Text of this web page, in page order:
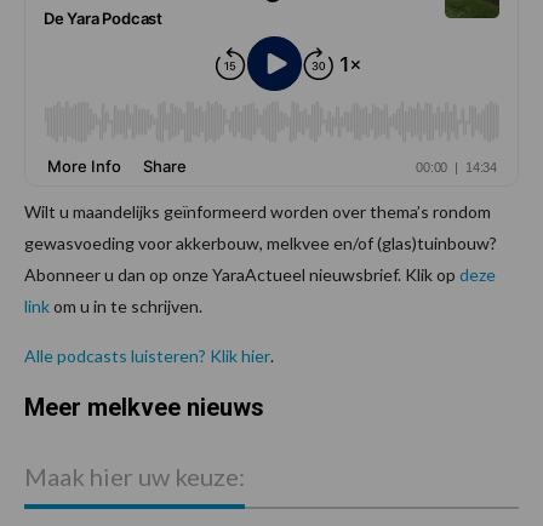
Wilt u maandelijks geïnformeerd worden over thema’s rondom
gewasvoeding voor akkerbouw, melkvee en/of (glas)tuinbouw?
Abonneer u dan op onze YaraActueel nieuwsbrief. Klik op deze
linkom u in te schrijven.
Alle podcasts luisteren? Klik hier.
Meer melkvee nieuws
Maak hier uw keuze: